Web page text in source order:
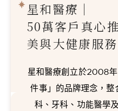
星和醫療｜
50萬客戶真心
美與大健康服
星和醫療創立於2008
件事」的品牌理念，整
科、牙科、功能醫學